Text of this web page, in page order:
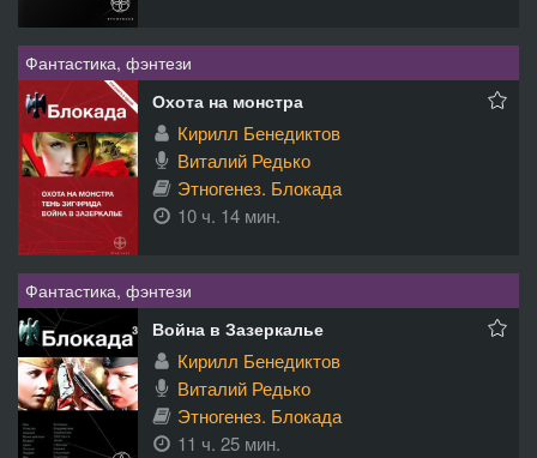
Фантастика, фэнтези
Охота на монстра
Кирилл Бенедиктов
Виталий Редько
Этногенез. Блокада
10 ч. 14 мин.
Фантастика, фэнтези
Война в Зазеркалье
Кирилл Бенедиктов
Виталий Редько
Этногенез. Блокада
11 ч. 25 мин.